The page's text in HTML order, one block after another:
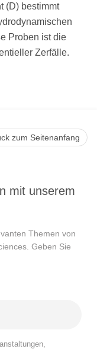
(D) bestimmt
Proben ist die
Zerfälle.
mit unserem
Themen von
Geben Sie
zum Seitenanfang